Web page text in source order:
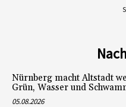
Nürnberg macht Altstadt
Grün, Wasser und
05.08.2026